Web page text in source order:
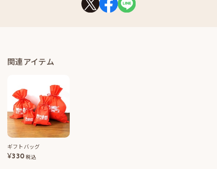
関連アイテム
ギフトバッグ
¥330 税込